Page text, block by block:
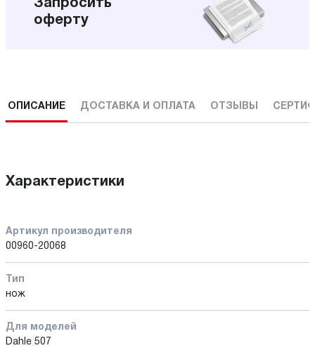
Запросить
оферту
ОПИСАНИЕ ДОСТАВКА И ОПЛАТА ОТЗЫВЫ
Характеристики
Артикул производителя
00960-20068
Тип
нож
Для моделей
Dahle 507